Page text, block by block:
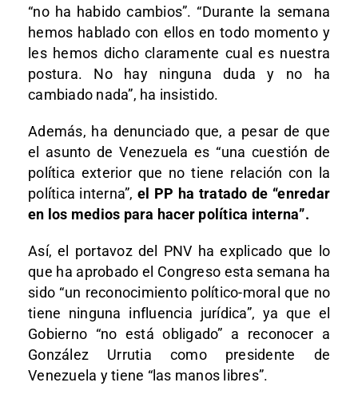
“no ha habido cambios”. “Durante la semana
hemos hablado con ellos en todo momento y
les hemos dicho claramente cual es nuestra
postura. No hay ninguna duda y no ha
cambiado nada”, ha insistido.
Además, ha denunciado que, a pesar de que
el asunto de Venezuela es “una cuestión de
política exterior que no tiene relación con la
política interna”,el PP ha tratado de “enredar
en los medios para hacer política interna”.
Así, el portavoz del PNV ha explicado que lo
que ha aprobado el Congreso esta semana ha
sido “un reconocimiento político-moral que no
tiene ninguna influencia jurídica”, ya que el
Gobierno “no está obligado” a reconocer a
González Urrutia como presidente de
Venezuela y tiene “las manos libres”.